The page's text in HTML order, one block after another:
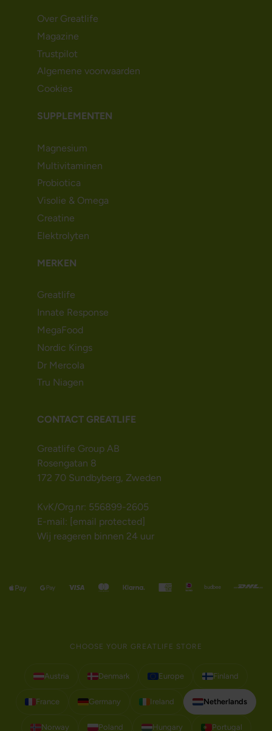
Over Greatlife
Magazine
Trustpilot
Algemene voorwaarden
Cookies
SUPPLEMENTEN
Magnesium
Multivitaminen
Probiotica
Visolie & Omega
Creatine
Elektrolyten
MERKEN
Greatlife
Innate Response
MegaFood
Nordic Kings
Dr Mercola
Tru Niagen
CONTACT GREATLIFE
Greatlife Group AB
Rosengatan 8
172 70 Sundbyberg, Zweden
KvK/Org.nr: 556899-2605
E-mail: [email protected]
Wij reageren binnen 24 uur
CHOOSE YOUR GREATLIFE STORE
Austria Denmark Europe Finland
France Germany Ireland Netherlands
Norway Poland Hungary Portugal